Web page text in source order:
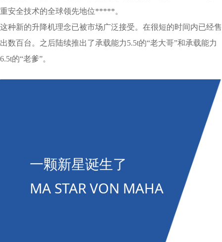
重安全技术的全球领先地位*****。
这种新的升降机理念已被市场广泛接受。在很短的时间内已经售
出数百台。之后陆续推出了承载能力5.5t的“老大哥”和承载能力
6.5t的“老爹”。
一颗新星诞生了
MA STAR VON MAHA